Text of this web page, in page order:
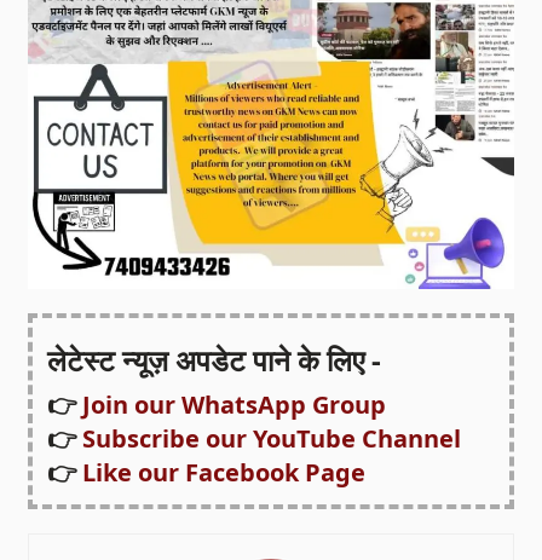
लेटेस्ट न्यूज़ अपडेट पाने के लिए -
👉Join our WhatsApp Group
👉Subscribe our YouTube Channel
👉Like our Facebook Page